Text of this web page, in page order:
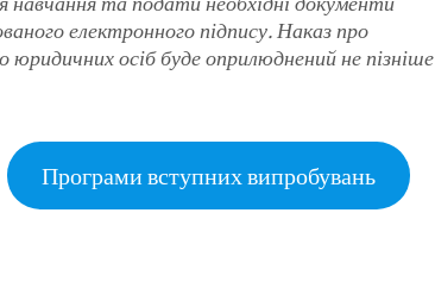
електронного підпису. Наказ про
осіб буде оприлюднений не пізніше
Програми вступних випробувань